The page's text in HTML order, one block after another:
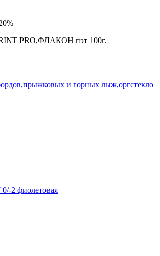
PRO,ФЛАКОН пэт 100г.
и горных лыж,оргстекло
2 фиолетовая